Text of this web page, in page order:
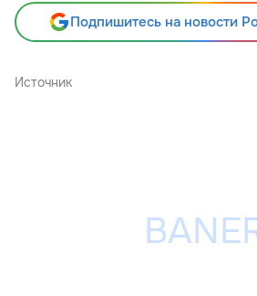
Подпишитесь на новости
Источник